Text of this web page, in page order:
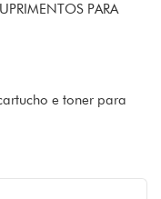
PARA
e toner para